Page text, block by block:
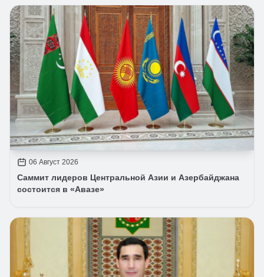
06 Август 2026
Саммит лидеров Центральной Азии и Азербайджана
состоится в «Авазе»